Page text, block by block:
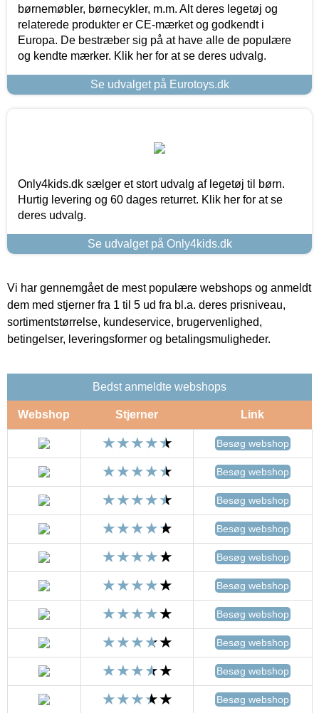
børnemøbler, børnecykler, m.m. Alt deres legetøj og
relaterede produkter er CE-mærket og godkendt i
Europa. De bestræber sig på at have alle de populære
og kendte mærker. Klik her for at se deres udvalg.
Se udvalget på Eurotoys.dk
Only4kids.dk sælger et stort udvalg af legetøj til børn.
Hurtig levering og 60 dages returret. Klik her for at se
deres udvalg.
Se udvalget på Only4kids.dk
Vi har gennemgået de mest populære webshops og anmeldt
dem med stjerner fra 1 til 5 ud fra bl.a. deres prisniveau,
sortimentstørrelse, kundeservice, brugervenlighed,
betingelser, leveringsformer og betalingsmuligheder.
Bedst anmeldte webshops
Webshop Stjerner Link
Besøg webshop
Besøg webshop
Besøg webshop
Besøg webshop
Besøg webshop
Besøg webshop
Besøg webshop
Besøg webshop
Besøg webshop
Besøg webshop